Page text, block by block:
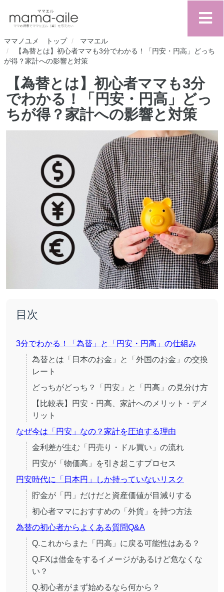
ママノユメ トップ
ママエル
【為替とは】初心者ママも3分でわかる！「円安・円高」どっち
が得？家計への影響と対策
【為替とは】初心者ママも3分
でわかる！「円安・円高」どっ
ちが得？家計への影響と対策
目次
3分でわかる！「為替」と「円安・円高」の仕組み
為替とは「日本のお金」と「外国のお金」の交換
レート
どっちがどっち？「円安」と「円高」の見分け方
【比較表】円安・円高、家計へのメリット・デメ
リット
なぜ今は「円安」なの？家計を圧迫する理由
金利差が生む「円売り・ドル買い」の流れ
円安が「物価高」を引き起こすプロセス
円安時代に「日本円」しか持っていないリスク
貯金が「円」だけだと資産価値が目減りする
初心者ママにおすすめの「外貨」を持つ方法
為替の初心者からよくある質問Q&A
Q.これからまた「円高」に戻る可能性はある？
Q.FXは借金をするイメージがあるけど危なくな
い？
Q.初心者がまず始めるなら何から？